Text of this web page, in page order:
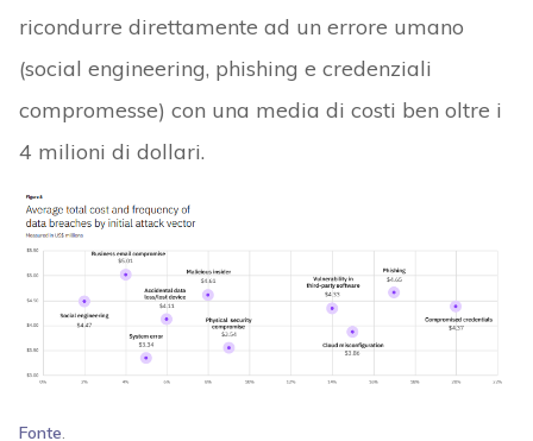
ricondurre direttamente ad un errore umano
(social engineering, phishing e credenziali
compromesse) con una media di costi ben oltre i
4 milioni di dollari.
Fonte.